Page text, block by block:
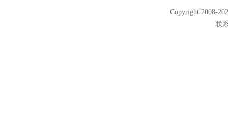
Copyright 2008-
联